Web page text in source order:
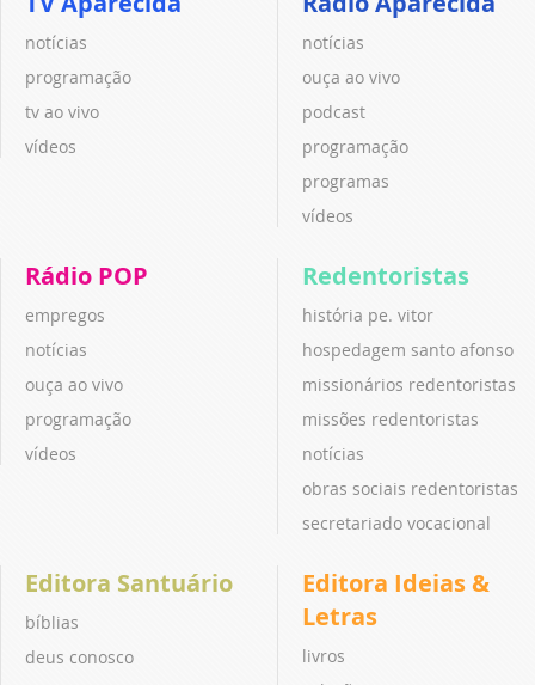
notícias
programação
tv ao vivo
vídeos
notícias
ouça ao vivo
podcast
programação
programas
vídeos
Rádio POP
empregos
notícias
ouça ao vivo
programação
vídeos
Redentoristas
história pe. vitor
hospedagem santo afonso
missionários redentoristas
missões redentoristas
notícias
obras sociais redentoristas
secretariado vocacional
Editora Santuário
bíblias
deus conosco
Editora Ideias &
Letras
livros